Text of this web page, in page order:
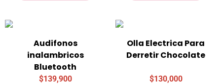
Audifonos
inalambricos
Bluetooth
$139,900
Olla Electrica Para
Derretir Chocolate
$130,000